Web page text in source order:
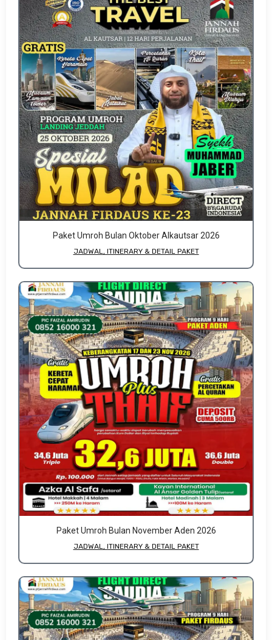
Paket Umroh Bulan Oktober Alkautsar 2026
JADWAL, ITINERARY & DETAIL PAKET
Paket Umroh Bulan November Aden 2026
JADWAL, ITINERARY & DETAIL PAKET